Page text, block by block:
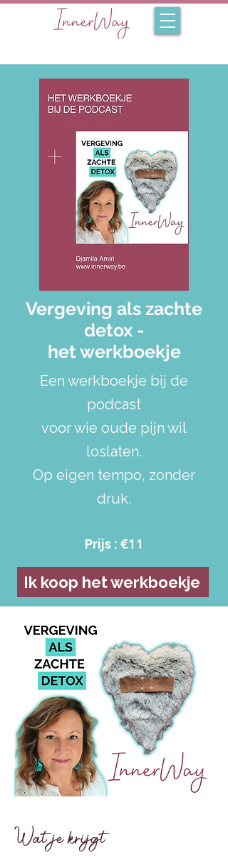
Vergeving als zachte
detox -
het werkboekje
Een werkboekje bij de
podcast
voor wie oude pijn wil
loslaten.
Op eigen tempo, zonder
druk.
Prijs : €11
Ik koop het werkboekje
Wat je krijgt